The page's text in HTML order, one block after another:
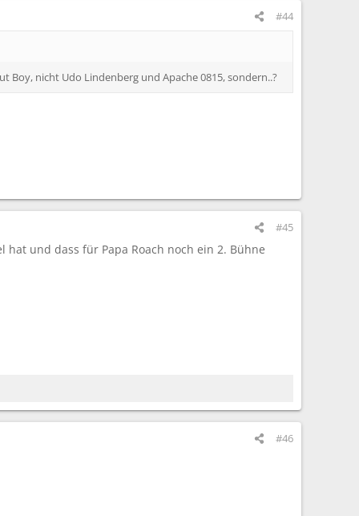
#44
Boy, nicht Udo Lindenberg und Apache 0815, sondern..?
#45
und dass für Papa Roach noch ein 2. Bühne
#46